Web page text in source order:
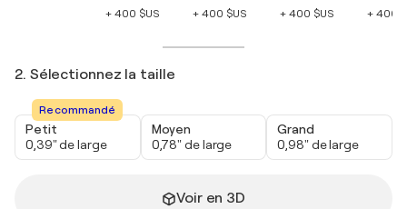
+ 400 $US
+ 400 $US
+ 400 $US
+ 400
2. Sélectionnez la taille
Recommandé
Petit
0,39" de large
Moyen
0,78" de large
Grand
0,98" de large
Voir en 3D